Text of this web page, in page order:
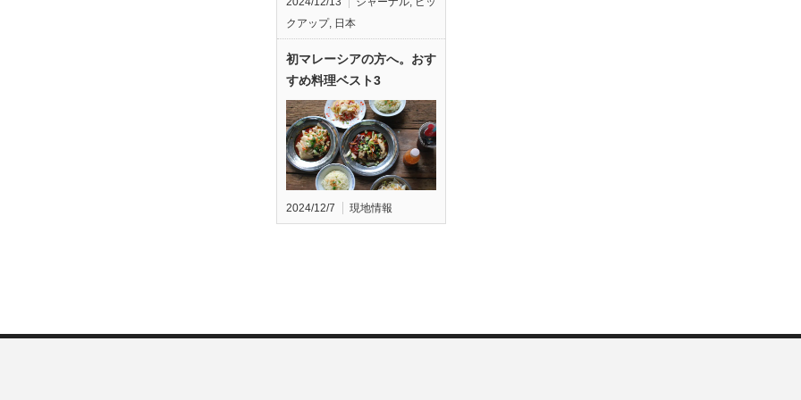
クアップ, 日本
初マレーシアの方へ。おす
すめ料理ベスト3
2024/12/7 現地情報